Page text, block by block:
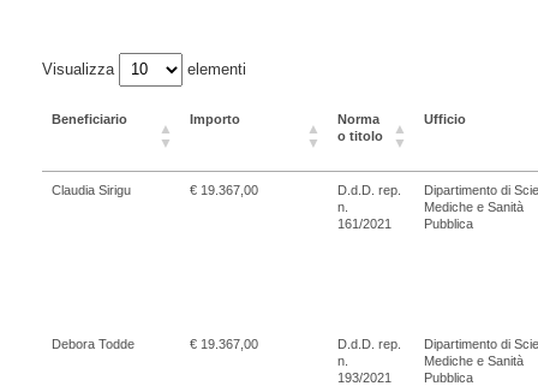
Visualizza elementi
Beneficiario Importo
Norma
o titolo
Ufficio
Claudia Sirigu € 19.367,00
D.d.D. rep.
n.
161/2021
Dipartimento di
Mediche e Sanità
Pubblica
Debora Todde € 19.367,00
D.d.D. rep.
n.
193/2021
Dipartimento di
Mediche e Sanità
Pubblica